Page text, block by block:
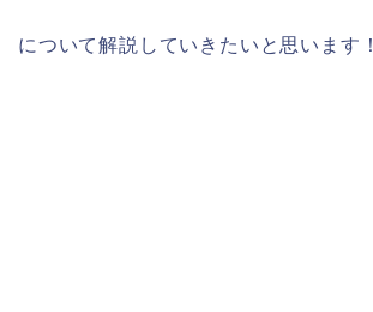
について解説していきたいと思います！